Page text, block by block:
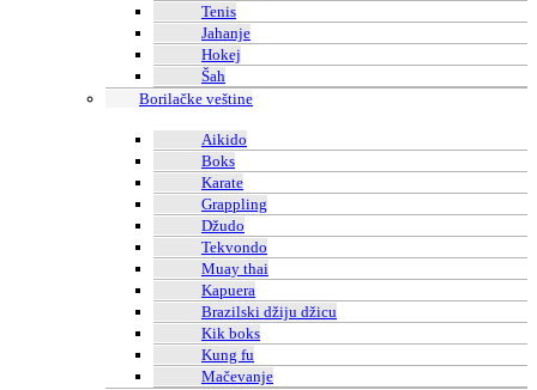
Tenis
Jahanje
Hokej
Šah
Borilačke veštine
Aikido
Boks
Karate
Grappling
Džudo
Tekvondo
Muay thai
Kapuera
Brazilski džiju džicu
Kik boks
Kung fu
Mačevanje